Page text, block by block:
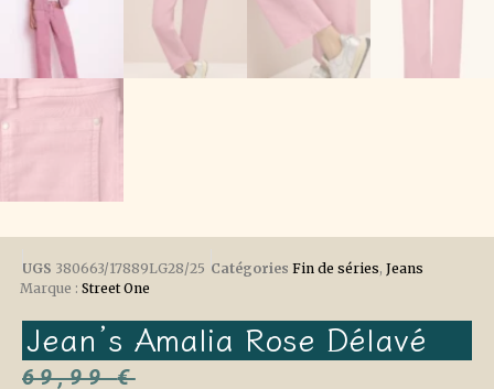
UGS 380663/17889LG28/25 Catégories Fin de séries, Jeans
Marque : Street One
Jean’s Amalia Rose Délavé
69,99€